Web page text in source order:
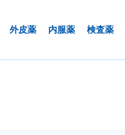
外皮薬 内服薬 検査薬